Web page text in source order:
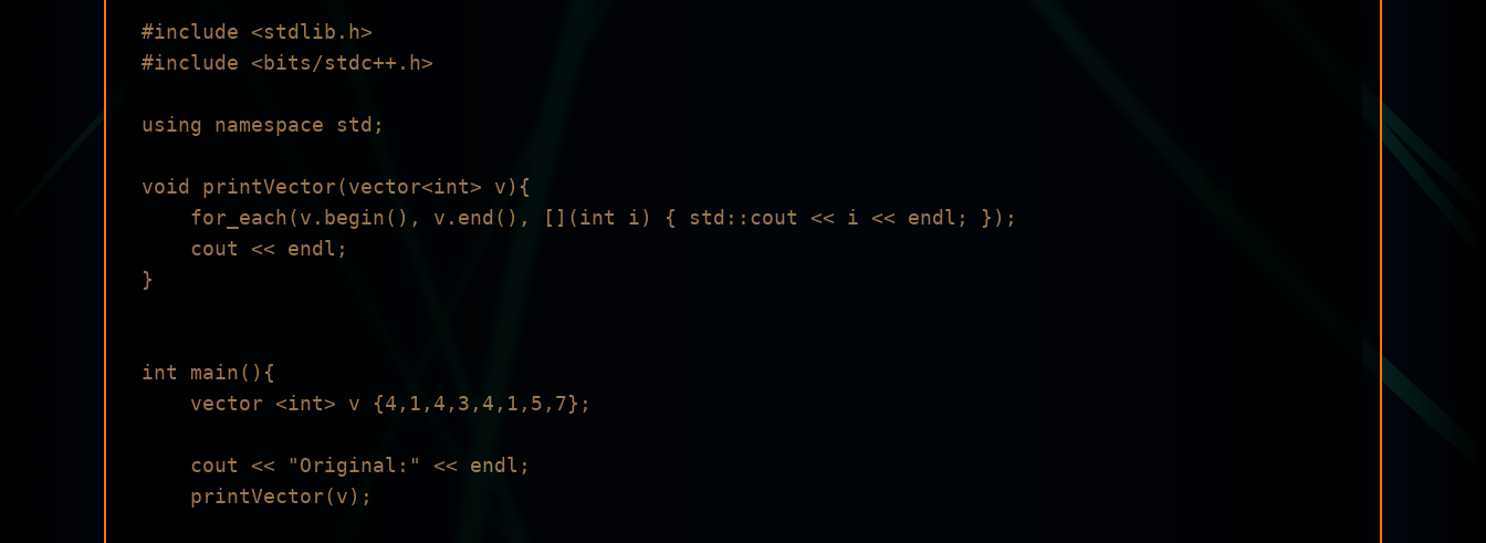
#include <stdlib.h>
#include <bits/stdc++.h>
using namespace std;
void printVector(vector<int> v){
}
int main(){